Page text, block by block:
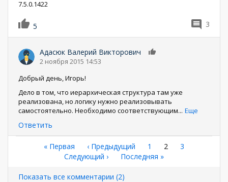
7.5.0.1422
5 3
Адасюк Валерий Викторович
2 ноября 2015 14:53
Добрый день, Игорь!
Дело в том, что иерархическая структура там уже
реализована, но логику нужно реализовывать
самостоятельно. Необходимо соответствующим... Еще
Ответить
Нумерация
страниц
Первая
страница
« Первая ←
‹ Предыдущий Страница
1
Текущая
2 Страница
3
Следующая
Следующий ›
Последняя
Последняя »
Показать все комментарии (2)